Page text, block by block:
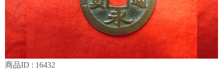
商品ID : 16432